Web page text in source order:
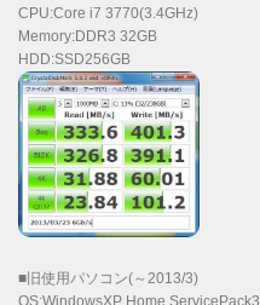
CPU:Core i7 3770(3.4GHz)
Memory:DDR3 32GB
HDD:SSD256GB
■旧使用パソコン(～2013/3)
OS:WindowsXP Home ServicePack3